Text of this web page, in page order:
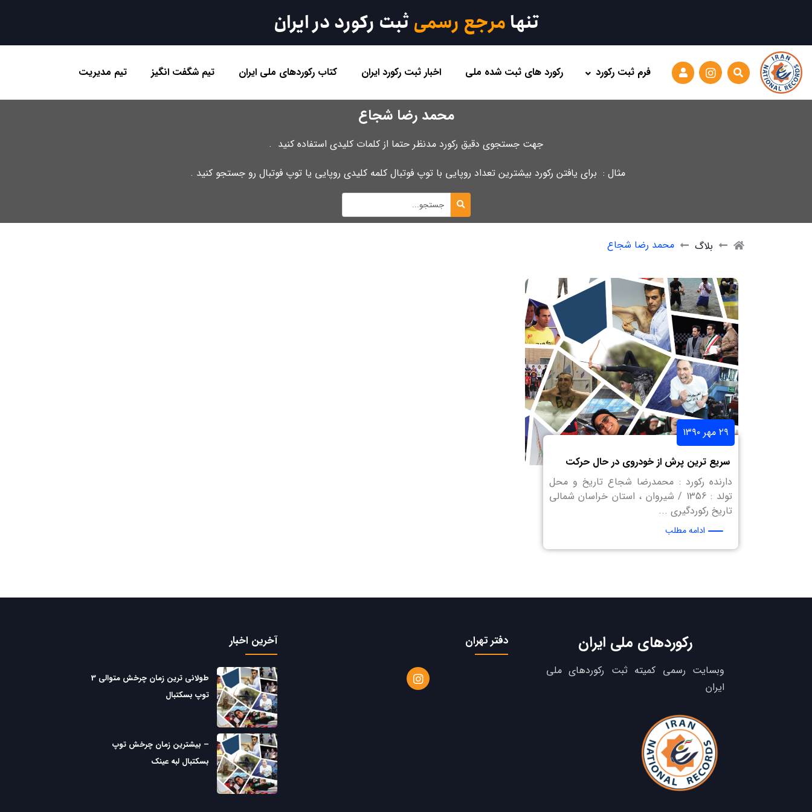
تنهامرجع رسمیثبت رکورد در ایران
فرم ثبت رکورد رکورد های ثبت شده ملی اخبار ثبت رکورد ایران کتاب رکوردهای ملی ایران تیم شگفت انگیز تیم مدیریت
محمد رضا شجاع
جهت جستجوی دقیق رکورد مدنظر حتما از کلمات کلیدی استفاده کنید .
مثال : برای یافتن رکورد بیشترین تعداد روپایی با توپ فوتبال کلمه کلیدی روپایی یا توپ فوتبال رو جستجو کنید .
بلاگ محمد رضا شجاع
۲۹ مهر ۱۳۹۰
سریع ترین پرش از خودروی در حال حرکت
دارنده رکورد : محمدرضا شجاع تاریخ و محل
تولد : 1356 / شیروان ، استان خراسان شمالی
تاریخ رکوردگیری ...
ادامه مطلب
رکوردهای ملی ایران
وبسایت رسمی کمیته ثبت رکوردهای ملی
ایران
دفتر تهران آخرین اخبار
طولانی ترین زمان چرخش متوالی 3
توپ بسکتبال
– بیشترین زمان چرخش توپ
بسکتبال لبه عینک